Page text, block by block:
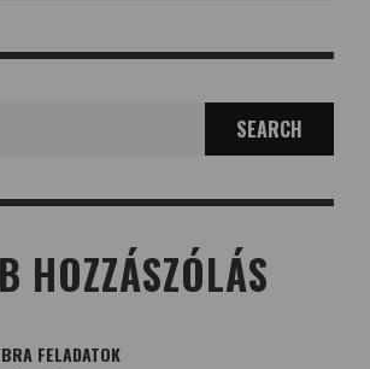
HOZZÁSZÓLÁS
FELADATOK